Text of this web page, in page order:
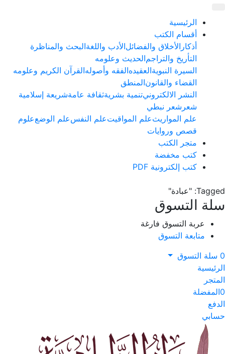
الرئيسية
أقسام الكتب
أذكار الأخلاق والفضائلالأدب واللغةالبحث والمناظرة
التأريخ والتراجمالحديث وعلومه
السيرة النبويةالعقيدهالفقه وأصولهالقرآن الكريم وعلومه
القضاء والقانونالمنطق
النشر الالكترونيتنمية بشريةثقافة عامةشريعة إسلامية
شعر شعر نبطي
علم المواريثعلم المواقيتعلم النفسعلم الوضععلوم
قصص وروايات
متجر الكتب
كتب مخفضة
كتب إلكترونية PDF
Tagged: "عبادة"
سلة التسوق
عربة التسوق فارغة
متابعة التسوق
0 سلة التسوق
الرئيسية
المتجر
0المفضلة
الدفع
حسابي